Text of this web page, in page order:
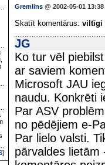
]
Gremlins @ 2002-05-01 13:38
Skatīt komentārus: viltīgi
JG
Ko tur vēl
ar saviem
Microsoft JAU
naudu. Konkrēti
Par ASV
no pēdējiem e-
Par lielo valsti.
pārvaldes lietām